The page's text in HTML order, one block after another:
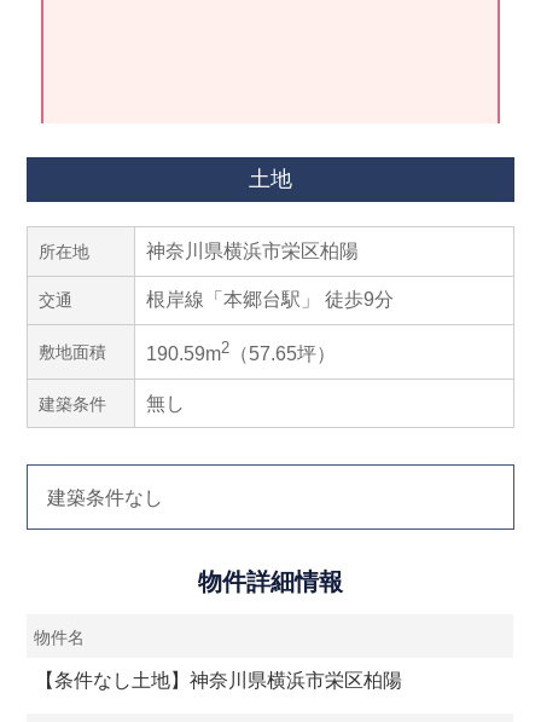
土地
所在地 神奈川県横浜市栄区柏陽
交通 根岸線「本郷台駅」 徒歩9分
敷地面積 190.59m2 （57.65坪）
建築条件 無し
建築条件なし
物件詳細情報
物件名
【条件なし土地】神奈川県横浜市栄区柏陽